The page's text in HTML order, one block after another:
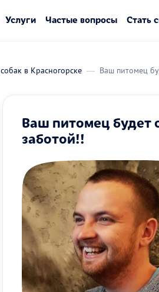
Услуги Частые вопросы Стать
в Красногорске Ваш питомец
Ваш питомец будет
заботой!!